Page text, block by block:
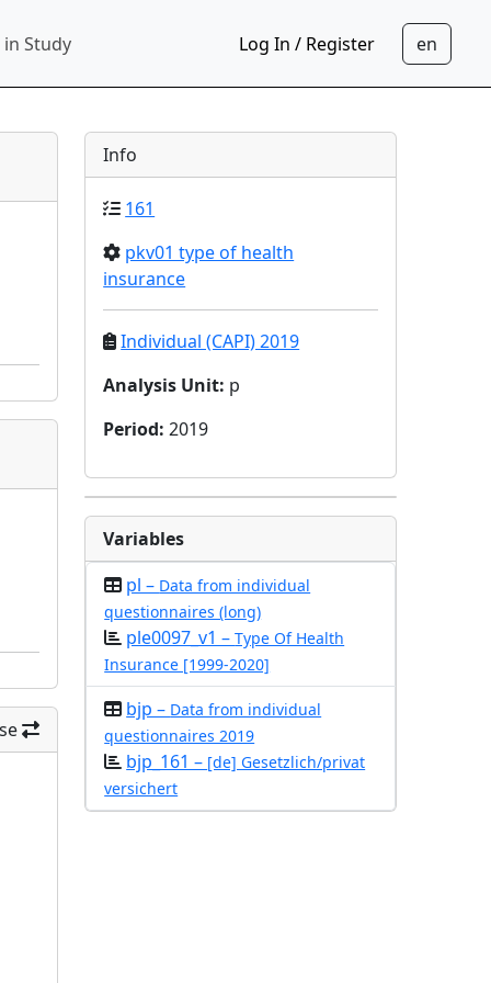
in Study Log In / Register
Info
161
pkv01 type of health
insurance
Individual (CAPI) 2019
Analysis Unit: p
Period:2019
Variables
pl – Data from individual
questionnaires (long)
ple0097_v1 –Type Of Health
Insurance [1999-2020]
bjp – Data from individual
questionnaires 2019
bjp_161 – [de] Gesetzlich/privat
versichert